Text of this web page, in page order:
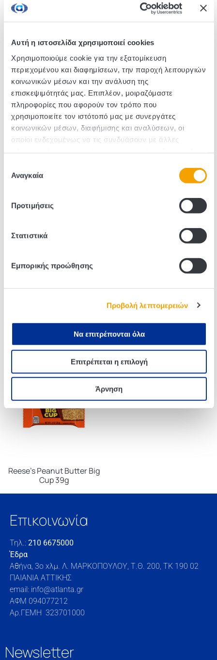
Αυτή η ιστοσελίδα χρησιμοποιεί cookies
Χρησιμοποιούμε cookie για την εξατομίκευση
περιεχομένου και διαφημίσεων, την παροχή λειτουργιών
κοινωνικών μέσων και την ανάλυση της
επισκεψιμότητάς μας. Επιπλέον, μοιραζόμαστε
πληροφορίες που αφορούν τον τρόπο που
χρησιμοποιείτε τον ιστότοπό μας με συνεργάτες
κοινωνικών μέσων, διαφήμισης και αναλύσεων, οι
οποίοι ενδεχομένως να τις συνδυάσουν με άλλες
των υπηρεσιών τους.
συγκατάθεσης
Αναγκαία
Προτιμήσεις
Στατιστικά
Εμπορικής προώθησης
Προβολή λεπτομερειών
Να επιτρέπονται όλα
Επιτρέπεται η επιλογή
Άρνηση
Delicious dark chocolate with orange cream filling.
SKU :580007
Pieces/Box: 12
Reese’s Overload 42g Toffifee 125g
Reese’s Peanut Butter Big
Cup 39g
Επικοινωνία
Τηλ.: 210 6675000
Έδρα
Αθήνα, 3o xλμ. Λ. ΜΑΡΚΟΠΟΥΛΟΥ, Τ.Θ. 200, TK 190 02
ΠΑΙΑΝΙΑ ΑΤΤΙΚΗΣ
email: info@atlanta.gr
ΑΦΜ 094077212
Αρ.ΓΕΜΗ 323701000
Newsletter